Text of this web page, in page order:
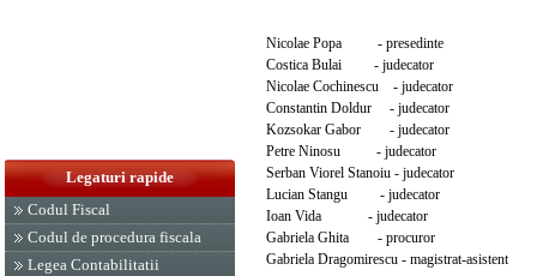
Legaturi rapide
Codul Fiscal
Codul de procedura fiscala
Legea Contabilitatii
Nicolae Popa - presedinte
Costica Bulai - judecator
Nicolae Cochinescu - judecator
Constantin Doldur - judecator
Kozsokar Gabor - judecator
Petre Ninosu - judecator
Serban Viorel Stanoiu - judecator
Lucian Stangu - judecator
Ioan Vida - judecator
Gabriela Ghita - procuror
Gabriela Dragomirescu - magistrat-asistent